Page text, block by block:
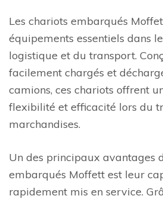
Les chariots embarqués
équipements essentiels dans
logistique et du transport.
facilement chargés et
camions, ces chariots offrent
flexibilité et efficacité lors du
marchandises.
Un des principaux avantages
embarqués Moffett est leur
rapidement mis en service.